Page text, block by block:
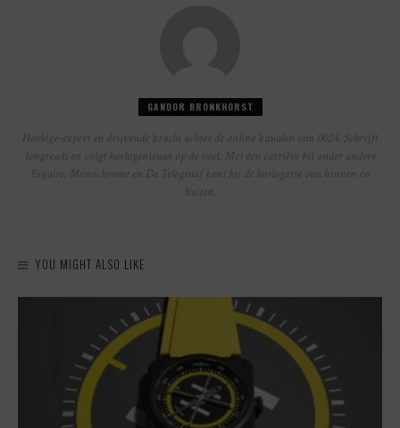
GANDOR BRONKHORST
Horloge-expert en drijvende kracht achter de online kanalen van 0024. Schrijft
longreads en volgt horlogenieuws op de voet. Met een carrière bij onder andere
Esquire, Monochrome en De Telegraaf kent hij de horlogerie van binnen en
buiten.
YOU MIGHT ALSO LIKE